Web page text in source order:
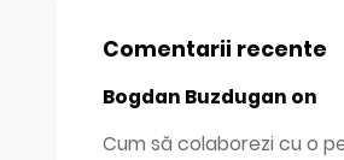
Comentarii recente
Bogdan Buzdugan on
Cum să colaborezi cu o